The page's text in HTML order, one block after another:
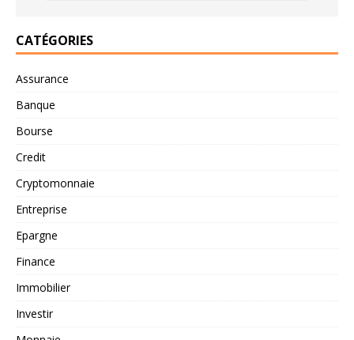
CATÉGORIES
Assurance
Banque
Bourse
Credit
Cryptomonnaie
Entreprise
Epargne
Finance
Immobilier
Investir